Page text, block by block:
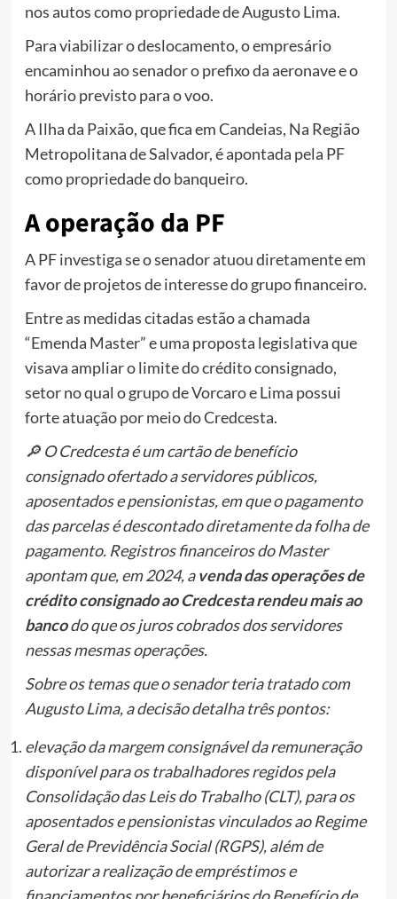
nos autos como propriedade de Augusto Lima.
Para viabilizar o deslocamento, o empresário
encaminhou ao senador o prefixo da aeronave e o
horário previsto para o voo.
A Ilha da Paixão, que fica em Candeias, Na Região
Metropolitana de Salvador, é apontada pela PF
como propriedade do banqueiro.
A operação da PF
A PF investiga se o senadoratuou diretamente em
favor de projetos de interesse do grupo financeiro.
Entre as medidas citadas estão a chamada
“Emenda Master” e uma proposta legislativa que
visava ampliar o limite do crédito consignado,
setor no qual o grupo de Vorcaro e Lima possui
forte atuação por meio do Credcesta.
🔎 O Credcesta é um cartão de benefício
consignado ofertado a servidores públicos,
aposentados e pensionistas, em que o pagamento
das parcelas é descontado diretamente da folha de
pagamento. Registros financeiros do Master
apontam que, em 2024, avenda das operações de
crédito consignado ao Credcesta rendeu mais ao
bancodo que os juros cobrados dos servidores
nessas mesmas operações.
Sobre os temas que o senador teria tratado com
Augusto Lima, a decisão detalha três pontos:
elevação da margem consignável da remuneração
disponível para os trabalhadores regidos pela
Consolidação das Leis do Trabalho (CLT), para os
aposentados e pensionistas vinculados ao Regime
Geral de Previdência Social (RGPS), além de
autorizar a realização de empréstimos e